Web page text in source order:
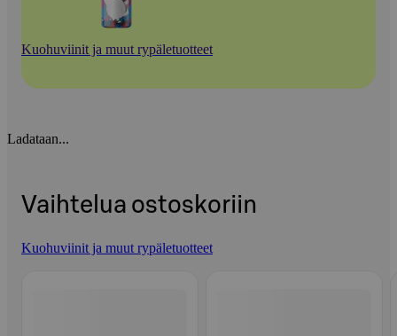
Kuohuviinit ja muut rypäletuotteet
Ladataan...
Vaihtelua ostoskoriin
Kuohuviinit ja muut rypäletuotteet